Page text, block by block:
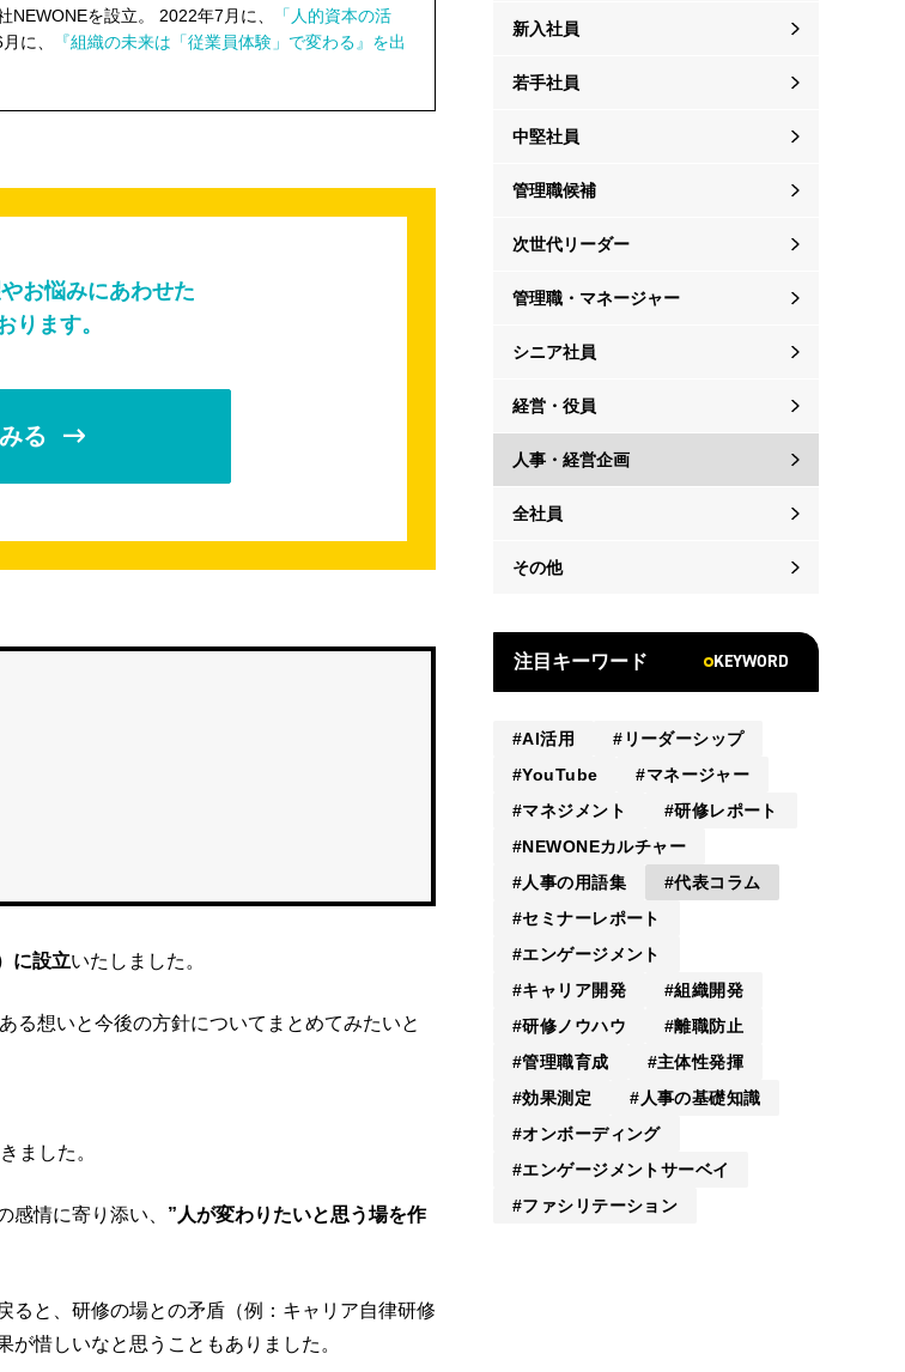
を設立。 2022年7月に、
「人的資本の活
に、
『組織の未来は「従業員体験」で変わる』を出
お悩みにあわせた
ります。
る
に設立いたしました。
る想いと今後の方針についてまとめてみたいと
ました。
情に寄り添い、 ”人が変わりたいと思う場を作
ると、研修の場との矛盾（例：キャリア自律研修
惜しいなと思うこともありました。
新入社員
若手社員
中堅社員
管理職候補
次世代リーダー
管理職・マネージャー
シニア社員
経営・役員
人事・経営企画
全社員
その他
注目キーワード KEYWORD
AI活用
リーダーシップ
YouTube
マネージャー
マネジメント
研修レポート
NEWONEカルチャー
人事の用語集
代表コラム
セミナーレポート
エンゲージメント
キャリア開発
組織開発
研修ノウハウ
離職防止
管理職育成
主体性発揮
効果測定
人事の基礎知識
オンボーディング
エンゲージメントサーベイ
ファシリテーション